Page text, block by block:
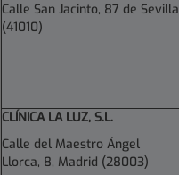
Calle San Jacinto, 87 de Sevilla
(41010)
CLÍNICA LA LUZ, S.L.
Calle del Maestro Ángel
Llorca, 8, Madrid (28003)